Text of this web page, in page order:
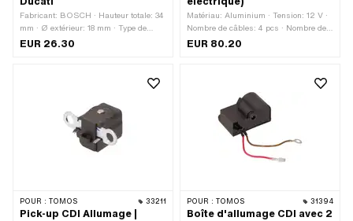
Fabricant: BOSCH · Hauteur totale: 34
mm · Ø extérieur: 18 mm · Type de
montage: Connexion enfichable serrée ·
Standard · Puch numéro OEM: 500 2
50 013 2 · Puch numéro Kreidler: 08 16
33 · Zündapp numéro OEM: 277 07
909 · Puch numéro BOSCH: 1 237 330
037 · Sachs N° OEM: 0 965 091 000
EUR 26.30
Matériau: Aluminium · Tension: 12 V ·
Nombre de câbles: 4 pcs · Nombre de
points de fixation: 2 pcs
EUR 80.20
POUR : TOMOS 33211
Pick-up CDI Allumage |
POUR : TOMOS 31394
Boîte d'allumage CDI avec 2